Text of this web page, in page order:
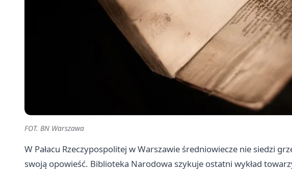
FOT. BN Warszawa
W Pałacu Rzeczypospolitej w Warszawie średniowiecze nie siedzi
swoją opowieść. Biblioteka Narodowa szykuje ostatni wykład